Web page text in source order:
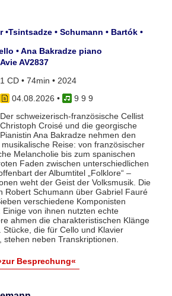
•Tsintsadze • Schumann • Bartók •
• Ana Bakradze piano
Avie AV2837
1 CD • 74min • 2024
04.08.2026 •
9 9 9
Der schweizerisch-französische Cellist
Christoph Croisé und die georgische
Pianistin Ana Bakradze nehmen den
Reise: von französischer
Melancholie bis zum spanischen
Faden zwischen unterschiedlichen
der Albumtitel „Folklore“ –
weht der Geist der Volksmusik. Die
Robert Schumann über Gabriel Fauré
verschiedene Komponisten
von ihnen nutzten echte
ahmen die charakteristischen Klänge
Stücke, die für Cello und Klavier
stehen neben Transkriptionen.
Besprechung«